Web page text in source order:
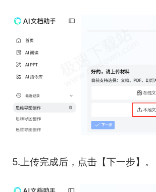
5.上传完成后，点击【下一步】。